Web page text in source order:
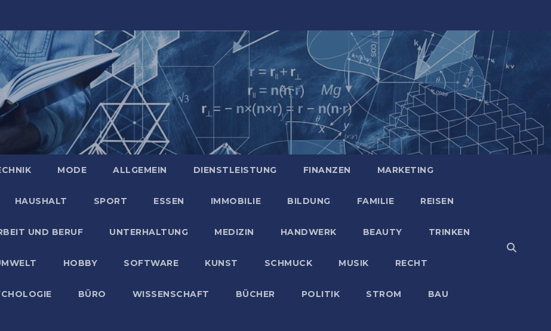
MODE ALLGEMEIN DIENSTLEISTUNG FINANZEN MARKETING
HAUSHALT SPORT ESSEN IMMOBILIE BILDUNG FAMILIE REISEN
UND BERUF UNTERHALTUNG MEDIZIN HANDWERK BEAUTY TRINKEN
HOBBY SOFTWARE KUNST SCHMUCK MUSIK RECHT
BÜRO WISSENSCHAFT BÜCHER POLITIK STROM BAU